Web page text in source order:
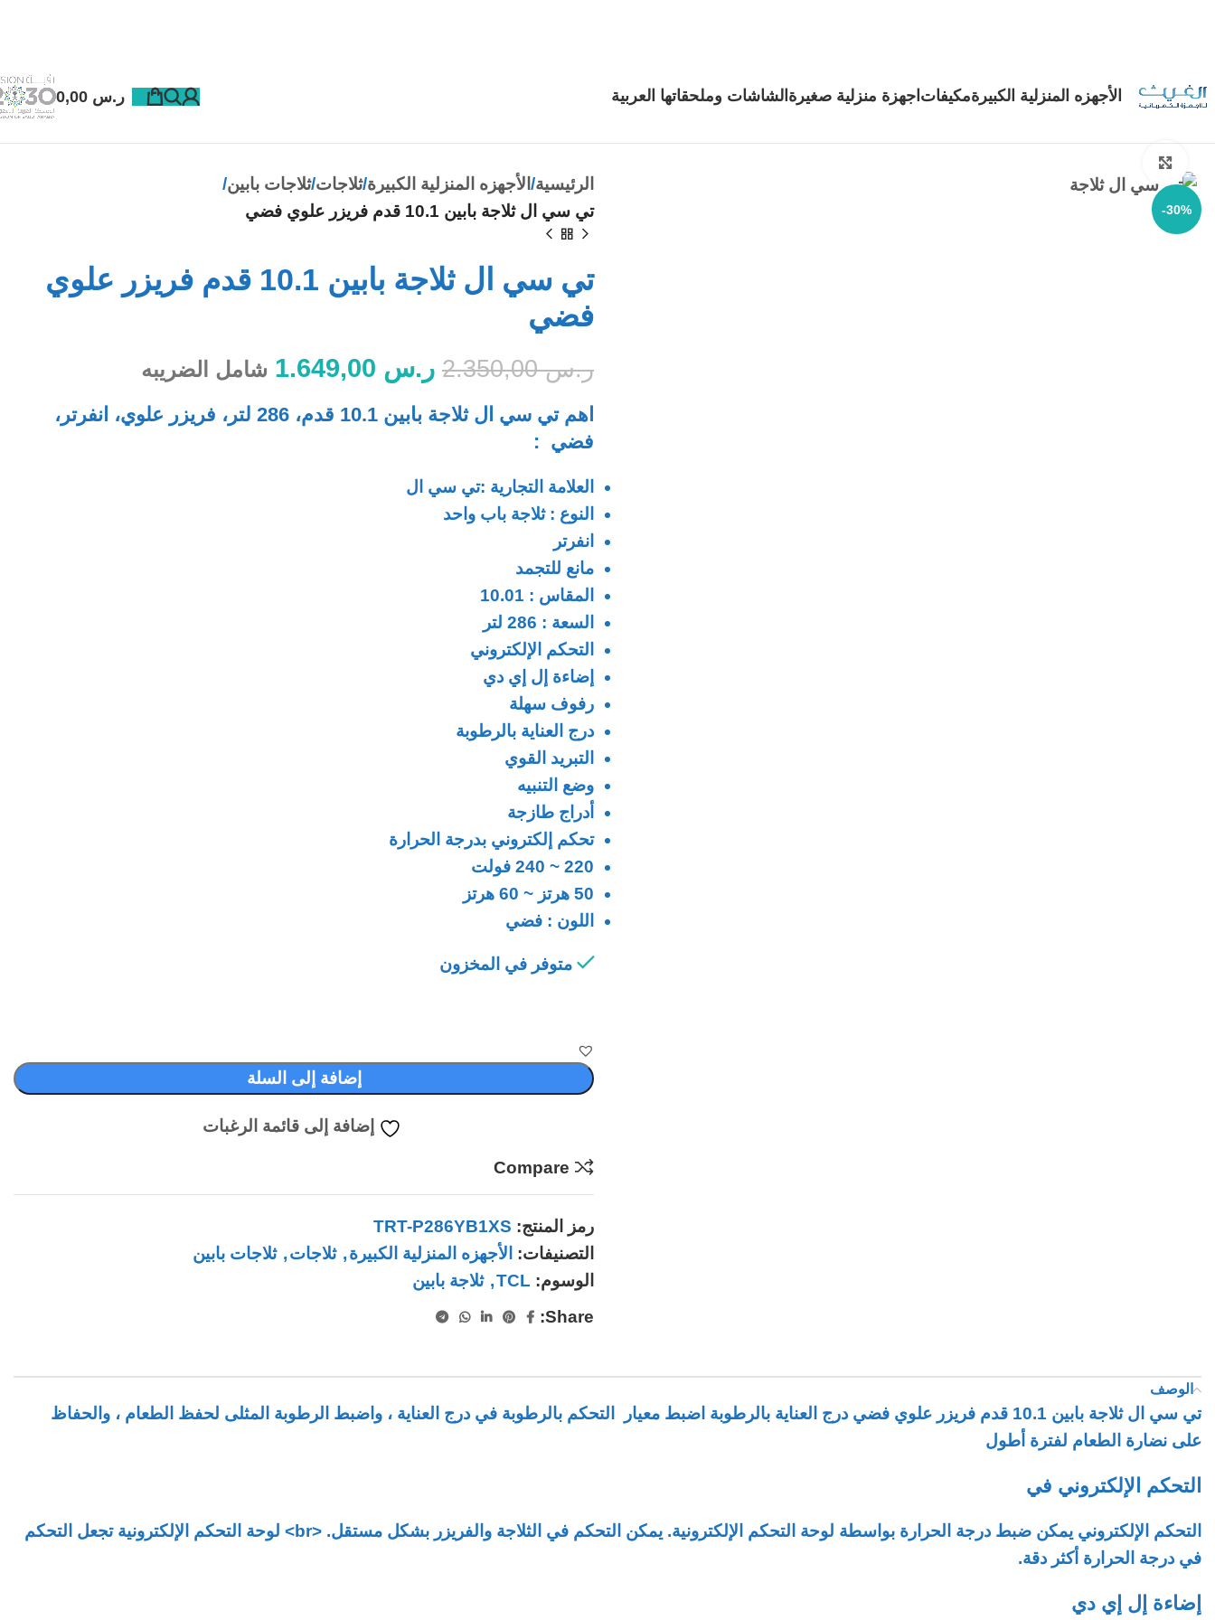
الأجهزه المنزلية الكبيرةمكيفات اجهزة منزلية صغيرة الشاشات وملحقاتها العربية ر.س
-30%
الرئيسية الأجهزه المنزلية الكبيرة ثلاجات ثلاجات بابين
تي سي ال ثلاجة بابين 10.1 قدم فريزر علوي فضي
تي سي ال ثلاجة بابين 10.1 قدم فريزر علوي
فضي
ر.س2.350,00 ر.س شامل الضريبه
اهم تي سي ال ثلاجة بابين 10.1 قدم، 286 لتر، فريزر علوي، انفرتر،
فضي :
العلامة التجارية :تي سي ال
النوع : ثلاجة باب واحد
انفرتر
مانع للتجمد
المقاس : 10.01
السعة : 286 لتر
التحكم الإلكتروني
إضاءة إل إي دي
رفوف سهلة
درج العناية بالرطوبة
التبريد القوي
وضع التنبيه
أدراج طازجة
تحكم إلكتروني بدرجة الحرارة
220 ~ 240 فولت
50 هرتز ~ 60 هرتز
اللون : فضي
متوفر في المخزون
إضافة إلى السلة
إضافة إلى قائمة الرغبات
Compare
رمز المنتج: TRT-P286YB1XS
التصنيفات: الأجهزه المنزلية الكبيرة, ثلاجات, ثلاجات بابين
الوسوم: TCL
, ثلاجة بابين
Share:
الوصف
تي سي ال ثلاجة بابين 10.1 قدم فريزر علوي فضي درج العناية بالرطوبة اضبط معيار التحكم بالرطوبة في درج العناية ، واضبط الرطوبة المثلى لحفظ الطعام ، والحفاظ
على نضارة الطعام لفترة أطول
التحكم الإلكتروني في
التحكم الإلكتروني يمكن ضبط درجة الحرارة بواسطة لوحة التحكم الإلكترونية. يمكن التحكم في الثلاجة والفريزر بشكل مستقل. <br> لوحة التحكم الإلكترونية تجعل التحكم
في درجة الحرارة أكثر دقة.
إضاءة إل إي دي